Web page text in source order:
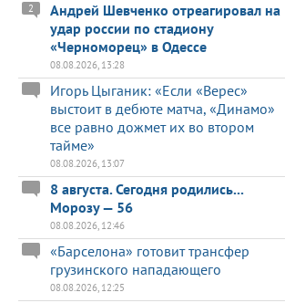
Андрей Шевченко отреагировал на
удар россии по стадиону
«Черноморец» в Одессе
2
08.08.2026, 13:28
Игорь Цыганик: «Если «Верес»
выстоит в дебюте матча, «Динамо»
все равно дожмет их во втором
тайме»
08.08.2026, 13:07
8 августа. Сегодня родились...
Морозу — 56
08.08.2026, 12:46
«Барселона» готовит трансфер
грузинского нападающего
08.08.2026, 12:25